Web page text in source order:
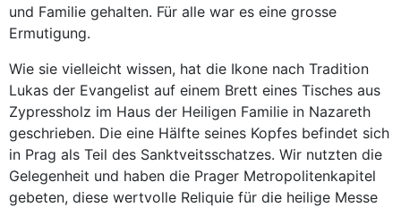
und Familie gehalten. Für alle war es eine grosse
Ermutigung.
Wie sie vielleicht wissen, hat die Ikone nach Tradition
Lukas der Evangelist auf einem Brett eines Tisches aus
Zypressholz im Haus der Heiligen Familie in Nazareth
geschrieben. Die eine Hälfte seines Kopfes befindet sich
in Prag als Teil des Sanktveitsschatzes. Wir nutzten die
Gelegenheit und haben die Prager Metropolitenkapitel
gebeten, diese wertvolle Reliquie für die heilige Messe